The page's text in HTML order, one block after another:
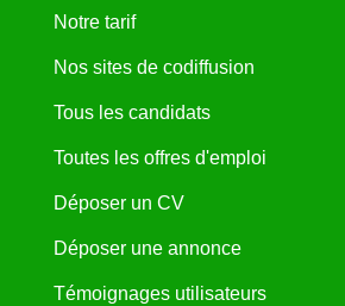
Notre tarif
Nos sites de codiffusion
Tous les candidats
Toutes les offres d'emploi
Déposer un CV
Déposer une annonce
Témoignages utilisateurs